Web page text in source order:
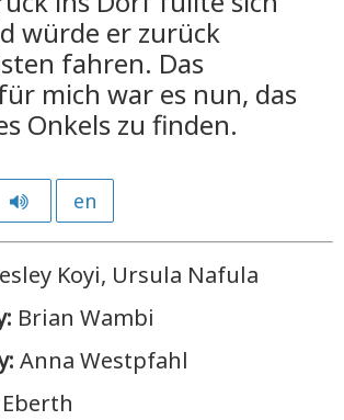
würde er zurück
fahren. Das
mich war es nun, das
Onkels zu finden.
en
Koyi, Ursula Nafula
Brian Wambi
Anna Westpfahl
Eberth